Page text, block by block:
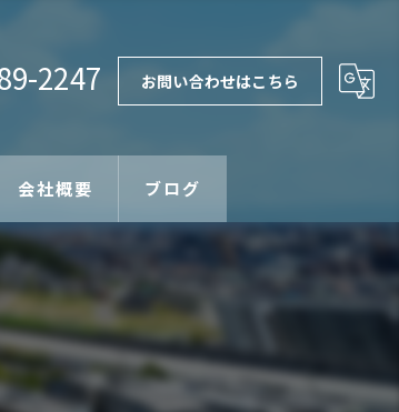
2247 お問い合わせはこちら
会社概要 ブログ